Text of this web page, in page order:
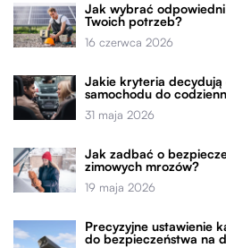
Jak wybrać
Twoich potrzeb?
16 czerwca 2026
Jakie kryteria
samochodu do
31 maja 2026
Jak zadbać o
zimowych mrozów?
19 maja 2026
Precyzyjne ustawienie
do bezpieczeństwa na